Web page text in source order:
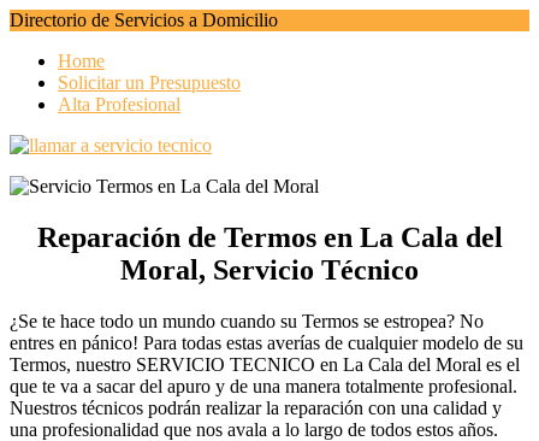
Directorio de Servicios a Domicilio
Home
Solicitar un Presupuesto
Alta Profesional
Reparación de Termos en La Cala del
Moral, Servicio Técnico
¿Se te hace todo un mundo cuando su Termos se estropea? No
entres en pánico! Para todas estas averías de cualquier modelo de su
Termos, nuestro SERVICIO TECNICO en La Cala del Moral es el
que te va a sacar del apuro y de una manera totalmente profesional.
Nuestros técnicos podrán realizar la reparación con una calidad y
una profesionalidad que nos avala a lo largo de todos estos años.